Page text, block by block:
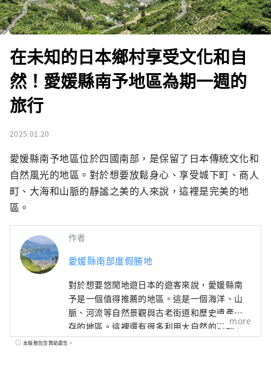
在未知的日本鄉村享受文化和自
然！愛媛縣南予地區為期一週的
旅行
2025.01.20
愛媛縣南予地區位於四國南部，是保留了日本傳統文化和
自然風光的地區。對於想要放鬆身心、享受城下町、商人
町、大海和山脈的靜謐之美的人來說，這裡是完美的地
區。
作者
愛媛縣南部度假勝地
對於想要悠閒地遊日本的遊客來說，愛媛縣南
予是一個值得推薦的地區。這是一個海洋、山
脈、河流等自然景觀與古老街道和歷史遺產共
存的地區。這裡還有很多利用大自然的活動，
非常適合一周或更長時間的長期住宿。請盡情
more
本服務包含贊助廣告。